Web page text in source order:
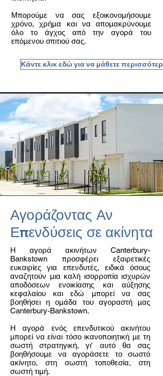
Μπορούμε να σας εξοικονομήσουμε
χρόνο, χρήμα και να απομακρύνουμε
όλο το άγχος από την αγορά του
επόμενου σπιτιού σας.
Κάντε κλικ εδώ για να μάθετε περισσότερα
Αγοράζοντας Αν
Επενδύσεις σε ακίνητα
Η αγορά ακινήτων Canterbury-
Bankstown προσφέρει εξαιρετικές
ευκαιρίες για επενδυτές, ειδικά όσους
αναζητούν μια καλή ισορροπία ισχυρών
αποδόσεων ενοικίασης και αύξησης
κεφαλαίου και εδώ μπορεί να σας
βοηθήσει η ομάδα του αγοραστή μας
Canterbury-Bankstown.
Η αγορά ενός επενδυτικού ακινήτου
μπορεί να είναι τόσο ικανοποιητική με τη
σωστή στρατηγική, γι' αυτό θα σας
βοηθήσουμε να αγοράσετε το σωστό
ακίνητο, στη σωστή τοποθεσία, στη
σωστή τιμή.